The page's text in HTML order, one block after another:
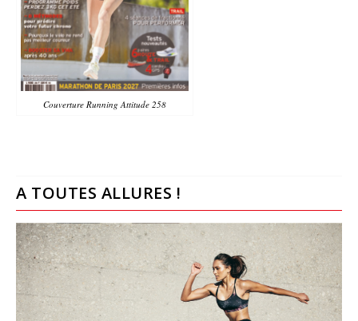
Couverture Running Attitude 258
A TOUTES ALLURES !